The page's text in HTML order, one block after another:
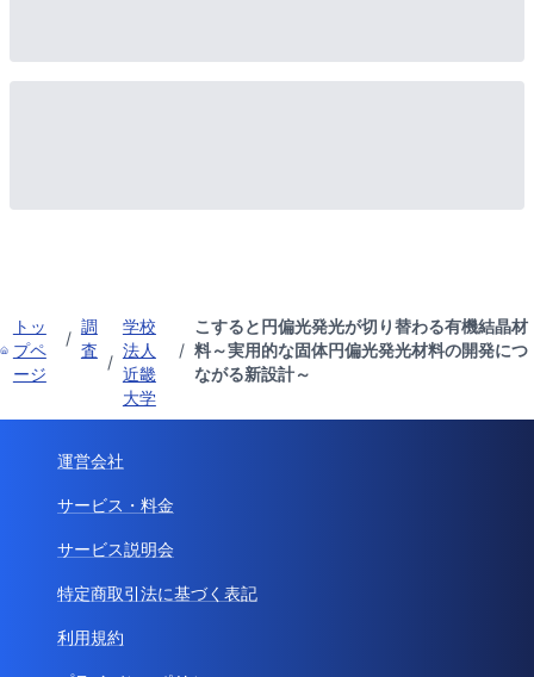
トッ
プペ
ージ
/
調
査
/
学校
法人
近畿
大学
/
こすると円偏光発光が切り替わる有機結晶材
料～実用的な固体円偏光発光材料の開発につ
ながる新設計～
運営会社
サービス・料金
サービス説明会
特定商取引法に基づく表記
利用規約